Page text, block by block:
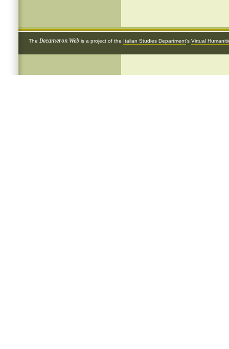
The Decameron Web is a project of the Italian Studies Department's Virtual